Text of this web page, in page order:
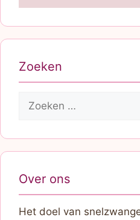
Zoeken
Zoek
Over ons
Het doel van